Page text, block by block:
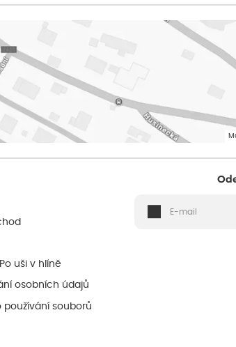
uši v hlíně
osobních údajů
používání souborů